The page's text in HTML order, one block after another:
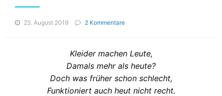
25. August 2019 2 Kommentarezu
Leute
damals
mehr
als
Kleider machen Leute,
Damals mehr als heute?
Doch was früher schon schlecht,
Funktioniert auch heut nicht recht.